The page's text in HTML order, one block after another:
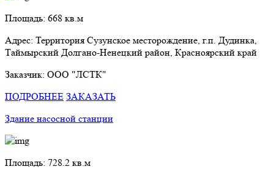
Площадь: 668 кв.м
Адрес: Территория Сузунское месторождение, г.п. Дудинка,
Таймырский Долгано-Ненецкий район, Красноярский край
Заказчик: ООО "ЛСТК"
ПОДРОБНЕЕ ЗАКАЗАТЬ
Здание насосной станции
Площадь: 728.2 кв.м